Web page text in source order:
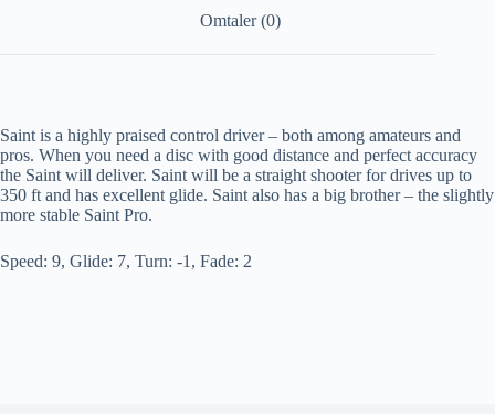
Omtaler (0)
Saint is a highly praised control driver – both among amateurs and
pros. When you need a disc with good distance and perfect accuracy
the Saint will deliver. Saint will be a straight shooter for drives up to
350 ft and has excellent glide. Saint also has a big brother – the slightly
more stable Saint Pro.
Speed: 9, Glide: 7, Turn: -1, Fade: 2